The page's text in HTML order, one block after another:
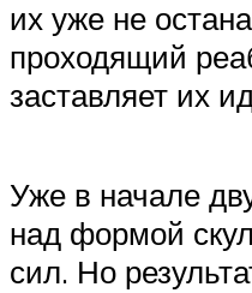
их уже не
проходящий
заставляет их
Уже в начале
над формой
сил. Но